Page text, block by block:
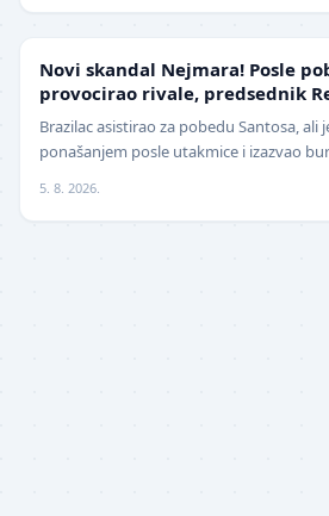
Novi skandal Nejmara! Posle
provocirao rivale, predsednik
isprozivao: "Bitanga i klovn!"
Brazilac asistirao za pobedu Santosa, ali
ponašanjem posle utakmice i izazvao
5. 8. 2026.